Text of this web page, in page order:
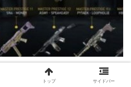
トップ サイドバー